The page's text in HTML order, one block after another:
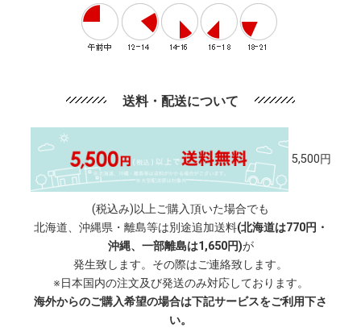
送料・配送について
5,500円
(税込み)以上ご購入頂いた場合でも
北海道、沖縄県・離島等は別途追加送料(北海道は770円・
沖縄、一部離島は1,650円)が
発生致します。その際はご連絡致します。
※日本国内の注文及び発送のみ対応しております。
海外からのご購入希望の場合は下記サービスをご利用下さ
い。